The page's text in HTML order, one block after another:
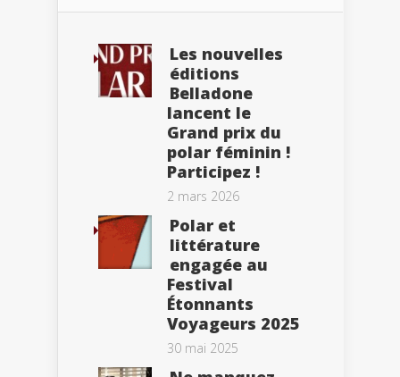
Les nouvelles
éditions
Belladone
lancent le
Grand prix du
polar féminin !
Participez !
2 mars 2026
Polar et
littérature
engagée au
Festival
Étonnants
Voyageurs 2025
30 mai 2025